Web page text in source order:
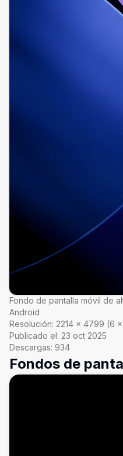
Fondo de pantalla móvil de
Android
Resolución: 2214 × 4799 (6 ×
Publicado el: 23 oct 2025
Descargas: 934
Fondos de